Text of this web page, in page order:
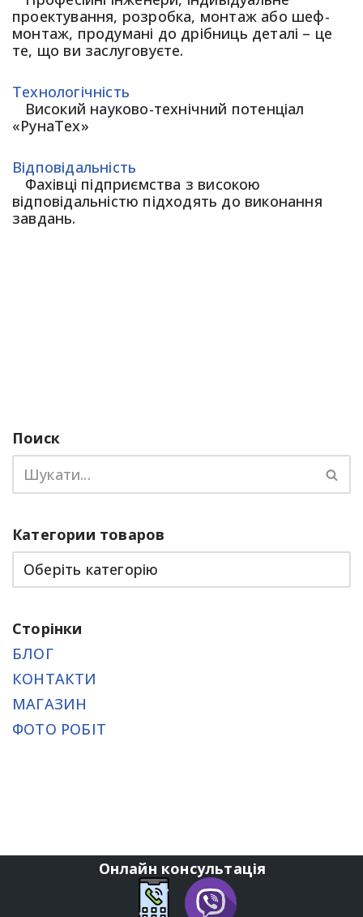
проектування, розробка, монтаж або шеф-
монтаж, продумані до дрібниць деталі – це
те, що ви заслуговуєте.
Технологічність
Високий науково-технічний потенціал
«РунаТех»
Відповідальність
Фахівці підприємства з високою
відповідальністю підходять до виконання
завдань.
Поиск
Категории товаров
Сторінки
БЛОГ
КОНТАКТИ
МАГАЗИН
ФОТО РОБІТ
Онлайн консультація